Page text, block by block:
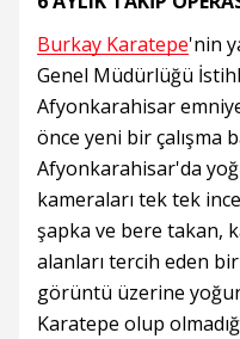
Burkay Karatepe'nin
Genel Müdürlüğü
Afyonkarahisar
önce yeni bir çalışma
Afyonkarahisar'da
kameraları tek tek
şapka ve bere takan,
alanları tercih eden
görüntü üzerine
Karatepe olup